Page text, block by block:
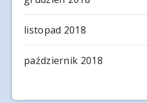
listopad 2018
październik 2018